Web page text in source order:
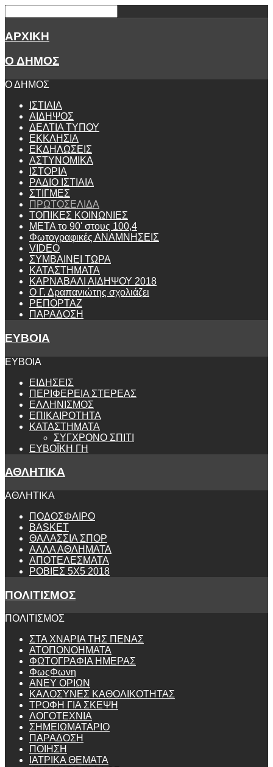
ΑΡΧΙΚΗ
Ο ΔΗΜΟΣ
Ο ΔΗΜΟΣ
ΙΣΤΙΑΙΑ
ΑΙΔΗΨΟΣ
ΔΕΛΤΙΑ ΤΥΠΟΥ
ΕΚΚΛΗΣΙΑ
ΕΚΔΗΛΩΣΕΙΣ
ΑΣΤΥΝΟΜΙΚΑ
ΙΣΤΟΡΙΑ
ΡΑΔΙΟ ΙΣΤΙΑΙΑ
ΣΤΙΓΜΕΣ
ΠΡΩΤΟΣΕΛΙΔΑ
ΤΟΠΙΚΕΣ ΚΟΙΝΩΝΙΕΣ
ΜΕΤΑ το 90' στους 100,4
Φωτογραφικές ΑΝΑΜΝΗΣΕΙΣ
VIDEO
ΣΥΜΒΑΙΝΕΙ ΤΩΡΑ
ΚΑΤΑΣΤΗΜΑΤΑ
ΚΑΡΝΑΒΑΛΙ ΑΙΔΗΨΟΥ 2018
Ο Γ. Δραπανιώτης σχολιάζει
ΡΕΠΟΡΤΑΖ
ΠΑΡΑΔΟΣΗ
ΕΥΒΟΙΑ
ΕΥΒΟΙΑ
ΕΙΔΗΣΕΙΣ
ΠΕΡΙΦΕΡΕΙΑ ΣΤΕΡΕΑΣ
ΕΛΛΗΝΙΣΜΟΣ
ΕΠΙΚΑΙΡΟΤΗΤΑ
ΚΑΤΑΣΤΗΜΑΤΑ
ΣΥΓΧΡΟΝΟ ΣΠΙΤΙ
ΕΥΒΟΪΚΗ ΓΗ
ΑΘΛΗΤΙΚΑ
ΑΘΛΗΤΙΚΑ
ΠΟΔΟΣΦΑΙΡΟ
BASKET
ΘΑΛΑΣΣΙΑ ΣΠΟΡ
ΑΛΛΑ ΑΘΛΗΜΑΤΑ
ΑΠΟΤΕΛΕΣΜΑΤΑ
ΡΟΒΙΕΣ 5Χ5 2018
ΠΟΛΙΤΙΣΜΟΣ
ΠΟΛΙΤΙΣΜΟΣ
ΣΤΑ ΧΝΑΡΙΑ ΤΗΣ ΠΕΝΑΣ
ΑΤΟΠΟΝΟΗΜΑΤΑ
ΦΩΤΟΓΡΑΦΙΑ ΗΜΕΡΑΣ
ΦωςΦωνη
ANEY ΟΡΙΩΝ
ΚΑΛΟΣΥΝΕΣ ΚΑΘΟΛΙΚΟΤΗΤΑΣ
ΤΡΟΦΗ ΓΙΑ ΣΚΕΨΗ
ΛΟΓΟΤΕΧΝΙΑ
ΣΗΜΕΙΩΜΑΤΑΡΙΟ
ΠΑΡΑΔΟΣΗ
ΠΟΙΗΣΗ
ΙΑΤΡΙΚΑ ΘΕΜΑΤΑ